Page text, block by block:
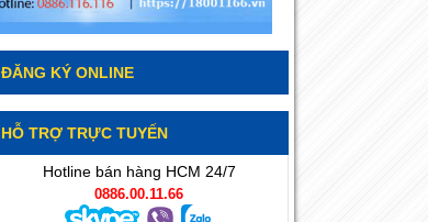
ĐĂNG KÝ ONLINE
HỖ TRỢ TRỰC TUYẾN
Hotline bán hàng HCM 24/7
0886.00.11.66